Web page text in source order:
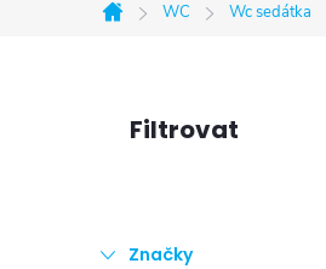
Domů
WC Wc sedátka
s Značky